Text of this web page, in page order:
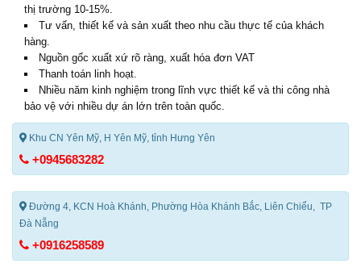
thị trường 10-15%.
Tư vấn, thiết kế và sản xuất theo nhu cầu thực tế của khách
hàng.
Nguồn gốc xuất xứ rõ ràng, xuất hóa đơn VAT
Thanh toán linh hoạt.
Nhiều năm kinh nghiệm trong lĩnh vực thiết kế và thi công nhà
bảo vệ với nhiều dự án lớn trên toàn quốc.
Khu CN Yên Mỹ, H Yên Mỹ, tỉnh Hưng Yên
+0945683282
Đường 4, KCN Hoà Khánh, Phường Hòa Khánh Bắc, Liên Chiểu, TP
Đà Nẵng
+0916258589